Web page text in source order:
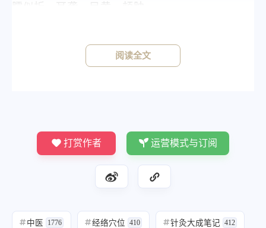
阅读全文
打赏作者 运营模式与订阅
#中医 1776 #经络穴位 410 #针灸大成笔记 412